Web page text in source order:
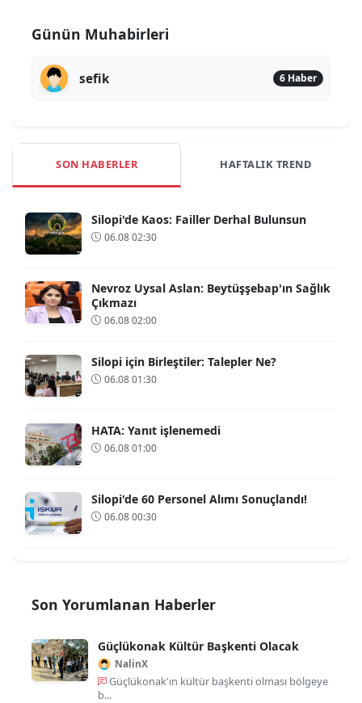
Günün Muhabirleri
sefik 6 Haber
SON HABERLER HAFTALIK TREND
Silopi'de Kaos: Failler Derhal Bulunsun
06.08 02:30
Nevroz Uysal Aslan: Beytüşşebap'ın Sağlık
Çıkmazı
06.08 02:00
Silopi için Birleştiler: Talepler Ne?
06.08 01:30
HATA: Yanıt işlenemedi
06.08 01:00
Silopi'de 60 Personel Alımı Sonuçlandı!
06.08 00:30
Son Yorumlanan Haberler
Güçlükonak Kültür Başkenti Olacak
NalinX
Güçlükonak'ın kültür başkenti olması bölgeye
b...